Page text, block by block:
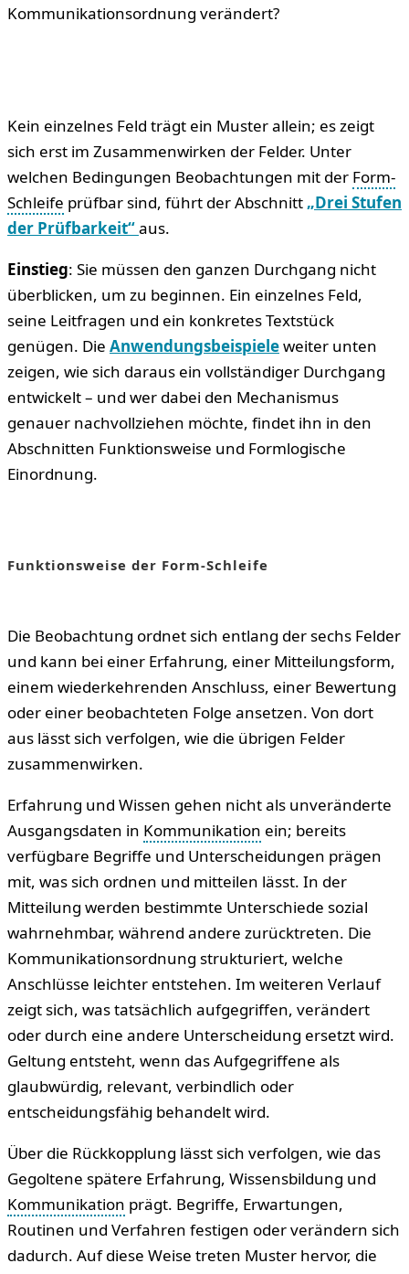
Kommunikationsordnung verändert?
Kein einzelnes Feld trägt ein Muster allein; es zeigt
sich erst im Zusammenwirken der Felder. Unter
welchen Bedingungen Beobachtungen mit der Form-
Schleife prüfbar sind, führt der Abschnitt„Drei Stufen
der Prüfbarkeit“aus.
Einstieg: Sie müssen den ganzen Durchgang nicht
überblicken, um zu beginnen. Ein einzelnes Feld,
seine Leitfragen und ein konkretes Textstück
genügen. Die Anwendungsbeispieleweiter unten
zeigen, wie sich daraus ein vollständiger Durchgang
entwickelt – und wer dabei den Mechanismus
genauer nachvollziehen möchte, findet ihn in den
Abschnitten Funktionsweise und Formlogische
Einordnung.
Funktionsweise der Form-Schleife
Die Beobachtung ordnet sich entlang der sechs Felder
und kann bei einer Erfahrung, einer Mitteilungsform,
einem wiederkehrenden Anschluss, einer Bewertung
oder einer beobachteten Folge ansetzen. Von dort
aus lässt sich verfolgen, wie die übrigen Felder
zusammenwirken.
Erfahrung und Wissen gehen nicht als unveränderte
Ausgangsdaten in Kommunikation ein; bereits
verfügbare Begriffe und Unterscheidungen prägen
mit, was sich ordnen und mitteilen lässt. In der
Mitteilung werden bestimmte Unterschiede sozial
wahrnehmbar, während andere zurücktreten. Die
Kommunikationsordnung strukturiert, welche
Anschlüsse leichter entstehen. Im weiteren Verlauf
zeigt sich, was tatsächlich aufgegriffen, verändert
oder durch eine andere Unterscheidung ersetzt wird.
Geltung entsteht, wenn das Aufgegriffene als
glaubwürdig, relevant, verbindlich oder
entscheidungsfähig behandelt wird.
Über die Rückkopplung lässt sich verfolgen, wie das
Gegoltene spätere Erfahrung, Wissensbildung und
Kommunikation prägt. Begriffe, Erwartungen,
Routinen und Verfahren festigen oder verändern sich
dadurch. Auf diese Weise treten Muster hervor, die